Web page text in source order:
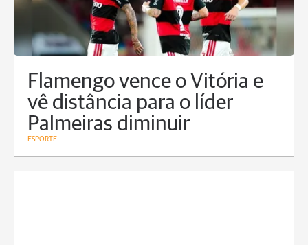
Flamengo vence o Vitória e
vê distância para o líder
Palmeiras diminuir
ESPORTE